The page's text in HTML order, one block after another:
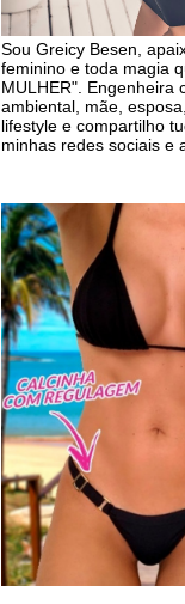
Sou Greicy Besen,
feminino e toda magia
MULHER". Engenheira
ambiental, mãe,
lifestyle e compartilho
minhas redes sociais e